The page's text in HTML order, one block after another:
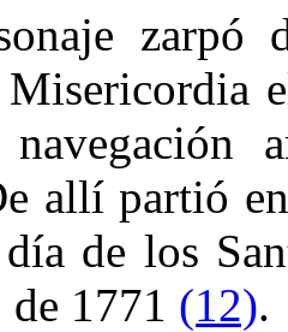
zarpó
Misericordia
allí partió
de los
1771 (12).